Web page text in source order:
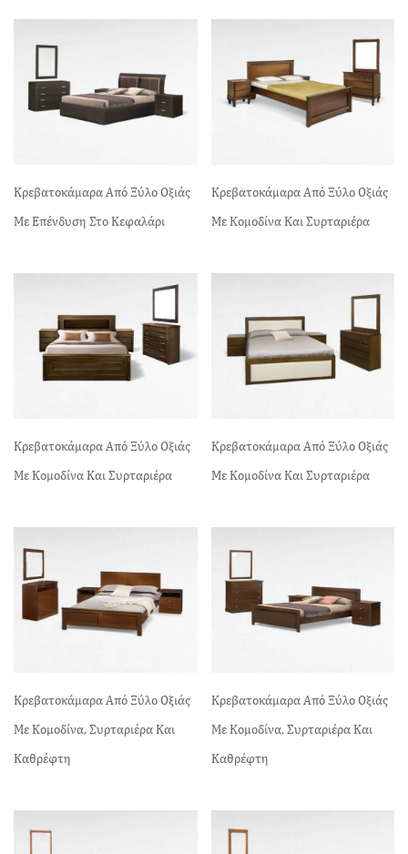
Κρεβατοκάμαρα Από Ξύλο Οξιάς
Με Επένδυση Στο Κεφαλάρι
Κρεβατοκάμαρα Από Ξύλο Οξιάς
Με Κομοδίνα Και Συρταριέρα
Κρεβατοκάμαρα Από Ξύλο Οξιάς
Με Κομοδίνα Και Συρταριέρα
Κρεβατοκάμαρα Από Ξύλο Οξιάς
Με Κομοδίνα Και Συρταριέρα
Κρεβατοκάμαρα Από Ξύλο Οξιάς
Με Κομοδίνα, Συρταριέρα Και
Καθρέφτη
Κρεβατοκάμαρα Από Ξύλο Οξιάς
Με Κομοδίνα, Συρταριέρα Και
Καθρέφτη